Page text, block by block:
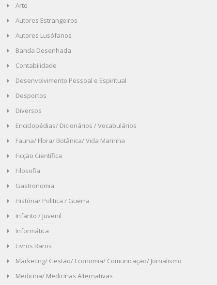
Arte
Autores Estrangeiros
Autores Lusófanos
Banda Desenhada
Contabilidade
Desenvolvimento Pessoal e Espiritual
Desportos
Diversos
Enciclopédias/ Dicionários / Vocabulários
Fauna/ Flora/ Botânica/ Vida Marinha
Ficção Científica
Filosofia
Gastronomia
História/ Politica / Guerra
Infanto / Juvenil
Informática
Livros Raros
Marketing/ Gestão/ Economia/ Comunicação/ Jornalismo
Medicina/ Medicinas Alternativas